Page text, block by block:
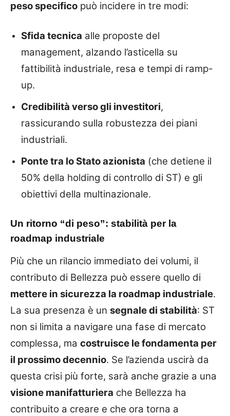
peso specifico può incidere in tre modi:
Sfida tecnica alle proposte del
management, alzando l’asticella su
fattibilità industriale, resa e tempi di ramp-
up.
Credibilità verso gli investitori,
rassicurando sulla robustezza dei piani
industriali.
Ponte tra lo Stato azionista (che detiene il
50% della holding di controllo di ST) e gli
obiettivi della multinazionale.
Un ritorno “di peso”: stabilità per la
roadmap industriale
Più che un rilancio immediato dei volumi, il
contributo di Bellezza può essere quello di
mettere in sicurezza la roadmap industriale.
La sua presenza è un segnale di stabilità: ST
non si limita a navigare una fase di mercato
complessa, ma costruisce le fondamenta per
il prossimo decennio. Se l’azienda uscirà da
questa crisi più forte, sarà anche grazie a una
visione manifatturiera che Bellezza ha
contribuito a creare e che ora torna a